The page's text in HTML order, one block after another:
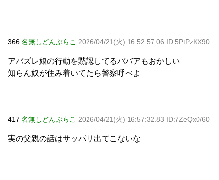
366 名無しどんぶらこ 2026/04/21(火) 16:52:57.06 ID:5PtPzKX90
アバズレ娘の行動を黙認してるババアもおかしい
知らん奴が住み着いてたら警察呼べよ
417 名無しどんぶらこ 2026/04/21(火) 16:57:32.83 ID:7ZeQx0/60
実の父親の話はサッパリ出てこないな